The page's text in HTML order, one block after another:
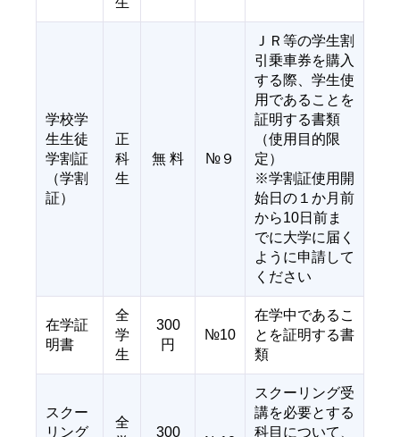
学校学
生生徒
学割証
（学割
証）
正
科
生
無 料 №９
ＪＲ等の学生割
引乗車券を購入
する際、学生使
用であることを
証明する書類
（使用目的限
定）
※学割証使用開
始日の１か月前
から10日前ま
でに大学に届く
ように申請して
ください
在学証
明書
全
学
生
300
円
№10
在学中であるこ
とを証明する書
類
スクー
リング
全
300
スクーリング受
講を必要とする
科目について、